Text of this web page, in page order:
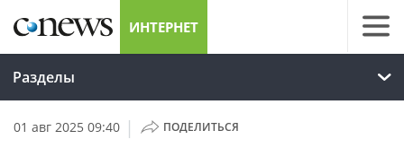
ИНТЕРНЕТ
Разделы
01 авг 2025 09:40 | ПОДЕЛИТЬСЯ